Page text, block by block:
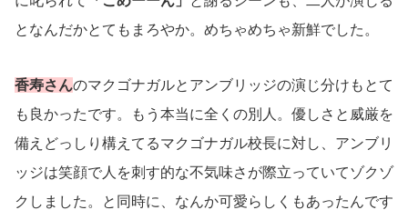
となんだかとてもまろやか。めちゃめちゃ新鮮でした。
香寿さんのマクゴナガルとアンブリッジの演じ分けもとて
も良かったです。もう本当に全くの別人。優しさと威厳を
備えどっしり構えてるマクゴナガル校長に対し、アンブリ
ッジは笑顔で人を刺す的な不気味さが際立っていてゾクゾ
クしました。と同時に、なんか可愛らしくもあったんです